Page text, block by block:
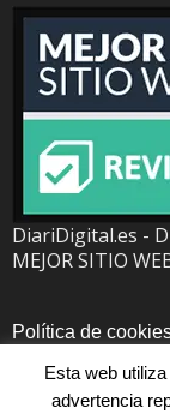
DiariDigital.es -
MEJOR SITIO
Política de
Esta web
advertencia